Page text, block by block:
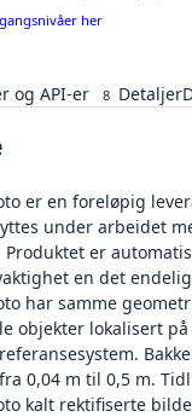
her
og API-er 8 Detaljer
er en foreløpig
under arbeidet
er
en det
har samme
objekter lokalisert på
0,04 m til 0,5 m.
kalt rektifiserte